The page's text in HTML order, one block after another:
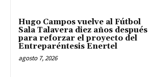
Hugo Campos vuelve al Fútbol
Sala Talavera diez años después
para reforzar el proyecto del
Entreparéntesis Enertel
agosto 7, 2026